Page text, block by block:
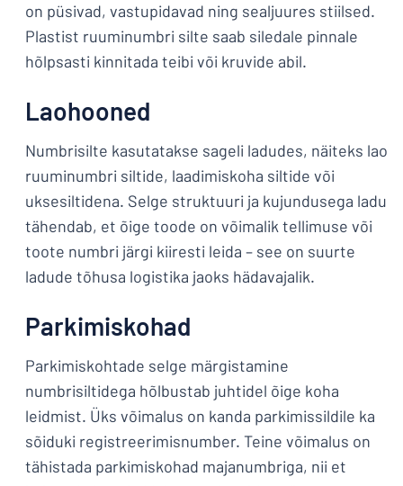
on püsivad, vastupidavad ning sealjuures stiilsed.
Plastist ruuminumbri silte saab siledale pinnale
hõlpsasti kinnitada teibi või kruvide abil.
Laohooned
Numbrisilte kasutatakse sageli ladudes, näiteks lao
ruuminumbri siltide, laadimiskoha siltide või
uksesiltidena. Selge struktuuri ja kujundusega ladu
tähendab, et õige toode on võimalik tellimuse või
toote numbri järgi kiiresti leida – see on suurte
ladude tõhusa logistika jaoks hädavajalik.
Parkimiskohad
Parkimiskohtade selge märgistamine
numbrisiltidega hõlbustab juhtidel õige koha
leidmist. Üks võimalus on kanda parkimissildile ka
sõiduki registreerimisnumber. Teine võimalus on
tähistada parkimiskohad majanumbriga, nii et